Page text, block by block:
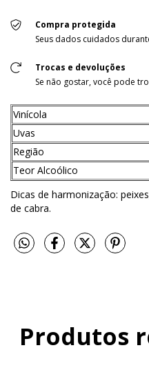
Compra protegida
Seus dados cuidados
Trocas e devoluções
Se não gostar, você pode
Vinícola
Uvas
Região
Teor Alcoólico
Dicas de harmonização:
de cabra.
Produtos